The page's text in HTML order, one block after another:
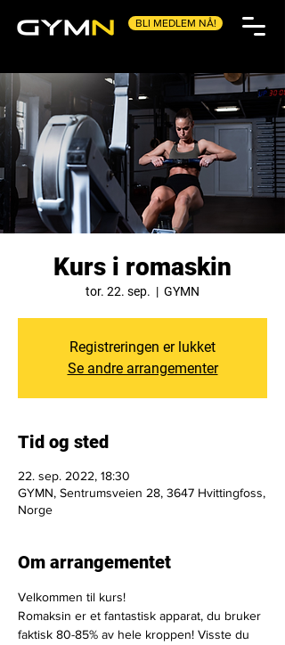
BLI MEDLEM NÅ!
Kurs i romaskin
tor. 22. sep.
  |
GYMN
Registreringen er lukket
Se andre arrangementer
Tid og sted
22. sep. 2022, 18:30
GYMN, Sentrumsveien 28, 3647 Hvittingfoss,
Norge
Om arrangementet
Velkommen til kurs!
Romaksin er et fantastisk apparat, du bruker
faktisk 80-85% av hele kroppen! Visste du